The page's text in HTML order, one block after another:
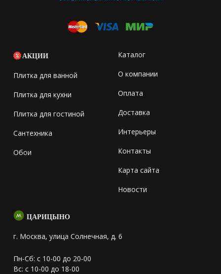
АКЦИИ
Плитка для ванной
Плитка для кухни
Плитка для гостиной
Сантехника
Обои
Каталог
О компании
Оплата
Доставка
Интерьеры
Контакты
Карта сайта
Новости
ЦАРИЦЫНО
г. Москва, улица Солнечная, д. 6
Пн-Сб: с 10-00 до 20-00
Вс: с 10-00 до 18-00